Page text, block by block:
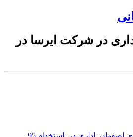
در شرکت ایرسا در
اصفهان, اداری در , استخدام 95
,